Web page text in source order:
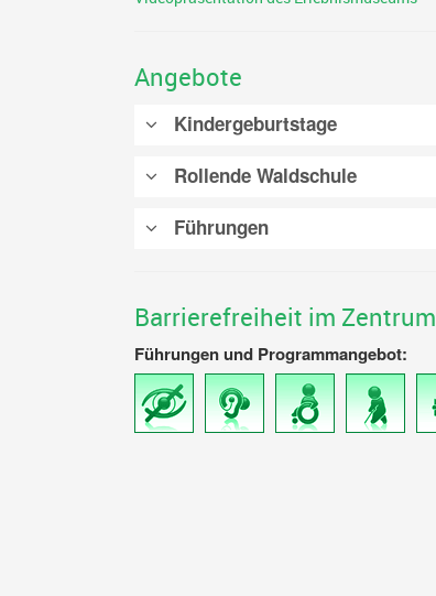
Angebote
Kindergeburtstage
Rollende Waldschule
Führungen
Barrierefreiheit im Zentrum
Führungen und Programmangebot: